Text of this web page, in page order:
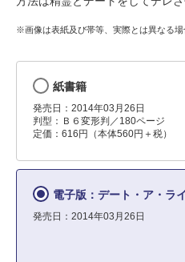
※画像は表紙及び帯等、実際とは異なる場
紙書籍
発売日：2014年03月26日
判型：Ｂ６変形判／180ページ
定価：616円（本体560円＋税）
電子版：デート・ア・ラ
発売日：2014年03月26日